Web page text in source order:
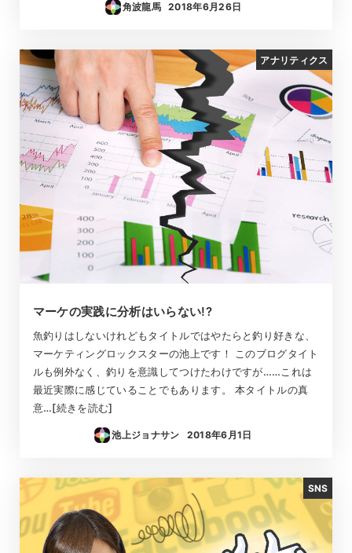
角波龍馬
投稿日
2018年6月26日
アナリティクス
マーケの実践に分析はいらない!?
魚釣りはしないけれどもタイトルではやたらと釣り好きな、
マーケティングロックスターの池上です！ このブログタイト
ルも例外なく、釣りを意識してつけたわけですが……これは
最近実際に感じていることでもあります。 本タイトルの真
意…[続きを読む]
池上ジョナサン
投稿日
2018年6月1日
SNS